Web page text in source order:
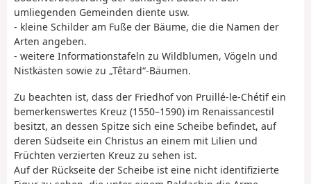
umliegenden Gemeinden diente usw.
- kleine Schilder am Fuße der Bäume, die die Namen der
Arten angeben.
- weitere Informationstafeln zu Wildblumen, Vögeln und
Nistkästen sowie zu „Têtard“-Bäumen.
Zu beachten ist, dass der Friedhof von Pruillé-le-Chétif ein
bemerkenswertes Kreuz (1550–1590) im Renaissancestil
besitzt, an dessen Spitze sich eine Scheibe befindet, auf
deren Südseite ein Christus an einem mit Lilien und
Früchten verzierten Kreuz zu sehen ist.
Auf der Rückseite der Scheibe ist eine nicht identifizierte